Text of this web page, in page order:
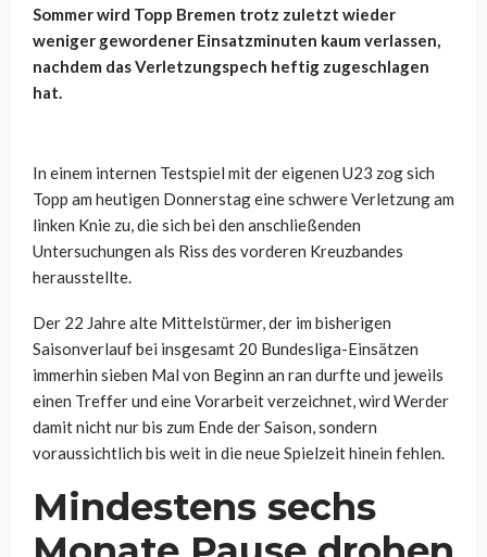
Sommer wird Topp Bremen trotz zuletzt wieder
weniger gewordener Einsatzminuten kaum verlassen,
nachdem das Verletzungspech heftig zugeschlagen
hat.
In einem internen Testspiel mit der eigenen U23 zog sich
Topp am heutigen Donnerstag eine schwere Verletzung am
linken Knie zu, die sich bei den anschließenden
Untersuchungen als Riss des vorderen Kreuzbandes
herausstellte.
Der 22 Jahre alte Mittelstürmer, der im bisherigen
Saisonverlauf bei insgesamt 20 Bundesliga-Einsätzen
immerhin sieben Mal von Beginn an ran durfte und jeweils
einen Treffer und eine Vorarbeit verzeichnet, wird Werder
damit nicht nur bis zum Ende der Saison, sondern
voraussichtlich bis weit in die neue Spielzeit hinein fehlen.
Mindestens sechs